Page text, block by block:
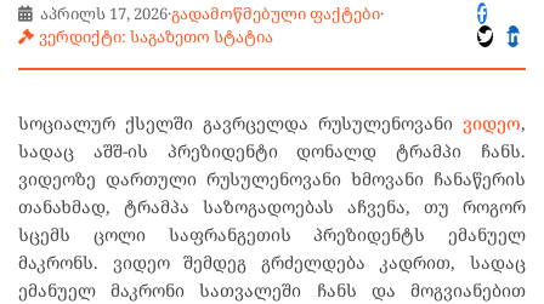
აპრილს 17, 2026·გადამოწმებული ფაქტები·
ვერდიქტი: საგაზეთო სტატია
სოციალურ ქსელში გავრცელდა რუსულენოვანი ვიდეო,
სადაც აშშ-ის პრეზიდენტი დონალდ ტრამპი ჩანს.
ვიდეოზე დართული რუსულენოვანი ხმოვანი ჩანაწერის
თანახმად, ტრამპა საზოგადოებას აჩვენა, თუ როგორ
სცემს ცოლი საფრანგეთის პრეზიდენტს ემანუელ
მაკრონს. ვიდეო შემდეგ გრძელდება კადრით, სადაც
ემანუელ მაკრონი სათვალეში ჩანს და მოგვიანებით